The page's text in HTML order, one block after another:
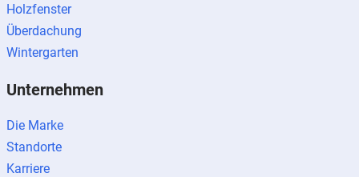
Holzfenster
Überdachung
Wintergarten
Unternehmen
Die Marke
Standorte
Karriere